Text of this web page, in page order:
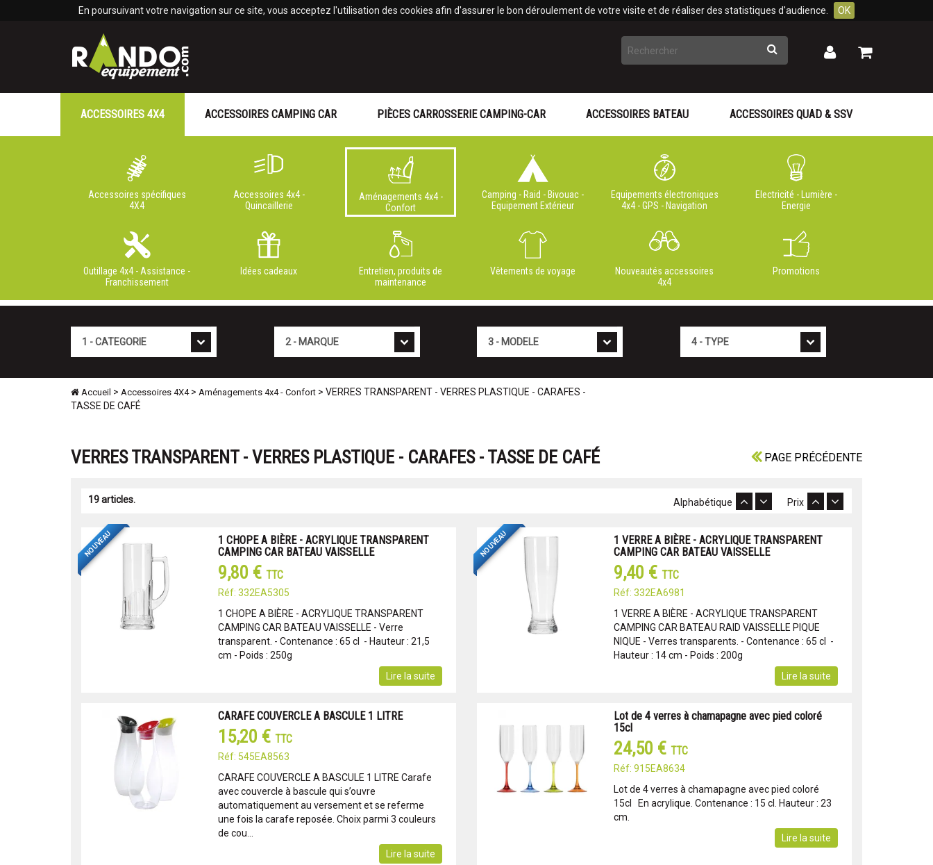
En poursuivant votre navigation sur ce site, vous acceptez l'utilisation des cookies afin d'assurer le bon déroulement de votre visite et de réaliser des statistiques d'audience. OK
Rechercher Mon
Mon
ACCESSOIRES 4X4
Accessoires spécifiques
4X4
Accessoires 4x4 -
Quincaillerie
Aménagements 4x4 -
Confort
Camping - Raid - Bivouac -
Equipement Extérieur
Equipements électroniques
4x4 - GPS - Navigation
Electricité - Lumière -
Energie
Outillage 4x4 - Assistance -
Franchissement
Idées cadeaux
Entretien, produits de
maintenance
Vêtements de voyage
Nouveautés accessoires
4x4
Promotions
ACCESSOIRES CAMPING CAR PIÈCES CARROSSERIE CAMPING-CAR ACCESSOIRES BATEAU ACCESSOIRES QUAD & SSV
Accueil > Accessoires 4X4> Aménagements 4x4 - Confort > VERRES TRANSPARENT - VERRES PLASTIQUE - CARAFES -
TASSE DE CAFÉ
PAGE PRÉCÉDENTE
VERRES TRANSPARENT - VERRES PLASTIQUE - CARAFES - TASSE DE CAFÉ
19 articles. Prix
Alphabétique
NOUVEAU
1 CHOPE A BIÈRE - ACRYLIQUE TRANSPARENT
CAMPING CAR BATEAU VAISSELLE
9,80 € TTC
Réf: 332EA5305
1 CHOPE A BIÈRE - ACRYLIQUE TRANSPARENT
CAMPING CAR BATEAU VAISSELLE - Verre
transparent. - Contenance : 65 cl - Hauteur : 21,5
cm - Poids : 250g
Lire la suite
NOUVEAU
1 VERRE A BIÈRE - ACRYLIQUE TRANSPARENT
CAMPING CAR BATEAU VAISSELLE
9,40 € TTC
Réf: 332EA6981
1 VERRE A BIÈRE - ACRYLIQUE TRANSPARENT
CAMPING CAR BATEAU RAID VAISSELLE PIQUE
NIQUE - Verres transparents. - Contenance : 65 cl -
Hauteur : 14 cm - Poids : 200g
Lire la suite
CARAFE COUVERCLE A BASCULE 1 LITRE
15,20 € TTC
Réf: 545EA8563
CARAFE COUVERCLE A BASCULE 1 LITRE Carafe
avec couvercle à bascule qui s’ouvre
automatiquement au versement et se referme
une fois la carafe reposée. Choix parmi 3 couleurs
de cou...
Lire la suite
Lot de 4 verres à chamapagne avec pied coloré
15cl
24,50 € TTC
Réf: 915EA8634
Lot de 4 verres à chamapagne avec pied coloré
15cl En acrylique. Contenance : 15 cl. Hauteur : 23
cm.
Lire la suite
Panneau de gestion des cookies